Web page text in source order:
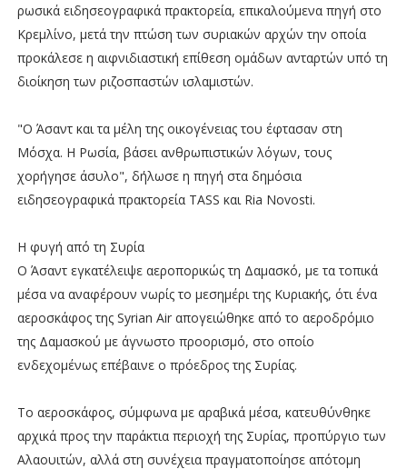
ρωσικά ειδησεογραφικά πρακτορεία, επικαλούμενα πηγή στο
Κρεμλίνο, μετά την πτώση των συριακών αρχών την οποία
προκάλεσε η αιφνιδιαστική επίθεση ομάδων ανταρτών υπό τη
διοίκηση των ριζοσπαστών ισλαμιστών.
"Ο Άσαντ και τα μέλη της οικογένειας του έφτασαν στη
Μόσχα. Η Ρωσία, βάσει ανθρωπιστικών λόγων, τους
χορήγησε άσυλο", δήλωσε η πηγή στα δημόσια
ειδησεογραφικά πρακτορεία TASS και Ria Novosti.
Η φυγή από τη Συρία
Ο Άσαντ εγκατέλειψε αεροπορικώς τη Δαμασκό, με τα τοπικά
μέσα να αναφέρουν νωρίς το μεσημέρι της Κυριακής, ότι ένα
αεροσκάφος της Syrian Air απογειώθηκε από το αεροδρόμιο
της Δαμασκού με άγνωστο προορισμό, στο οποίο
ενδεχομένως επέβαινε ο πρόεδρος της Συρίας.
Το αεροσκάφος, σύμφωνα με αραβικά μέσα, κατευθύνθηκε
αρχικά προς την παράκτια περιοχή της Συρίας, προπύργιο των
Αλαουιτών, αλλά στη συνέχεια πραγματοποίησε απότομη